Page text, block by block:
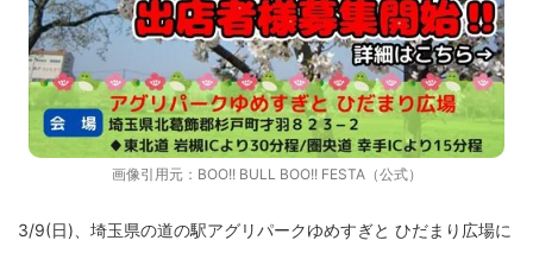
画像引用元： BOO!! BULL BOO!! FESTA（公式）
3/9(日)、埼玉県の道の駅アグリパークゆめすぎと ひだまり広場に